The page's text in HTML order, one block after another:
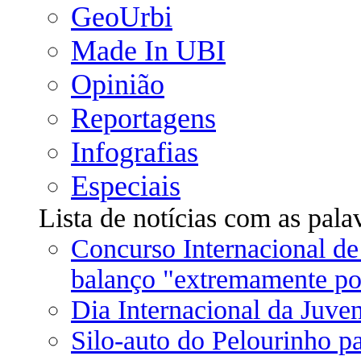
GeoUrbi
Made In UBI
Opinião
Reportagens
Infografias
Especiais
Lista de notícias com as
Concurso Internacional
balanço "extremamente
Dia Internacional da
Silo-auto do Pelourinho